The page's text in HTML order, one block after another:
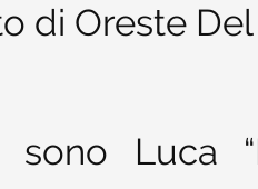
di Oreste
sono Luca